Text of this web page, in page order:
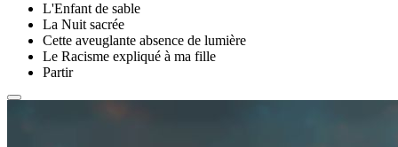
L'Enfant de sable
La Nuit sacrée
Cette aveuglante absence de lumière
Le Racisme expliqué à ma fille
Partir